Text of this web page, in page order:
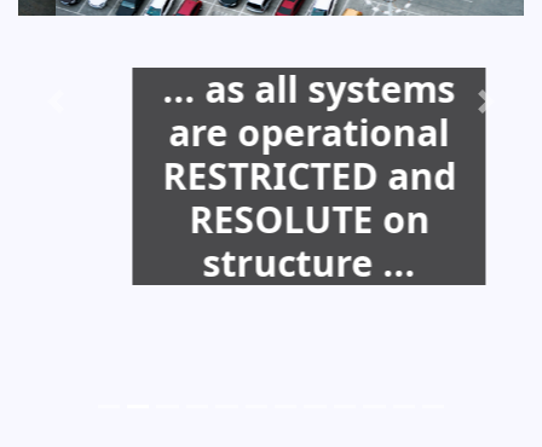
... as all systems
are operational
RESTRICTED and
RESOLUTE on
structure ...